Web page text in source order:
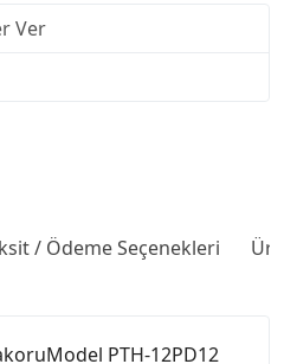
Ver
/ Ödeme Seçenekleri
PTH-12PD12